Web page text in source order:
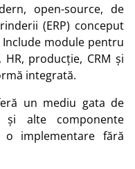
open-source, de
(ERP) conceput
module pentru
producție, CRM și
integrată.
un mediu gata de
și alte componente
o implementare fără